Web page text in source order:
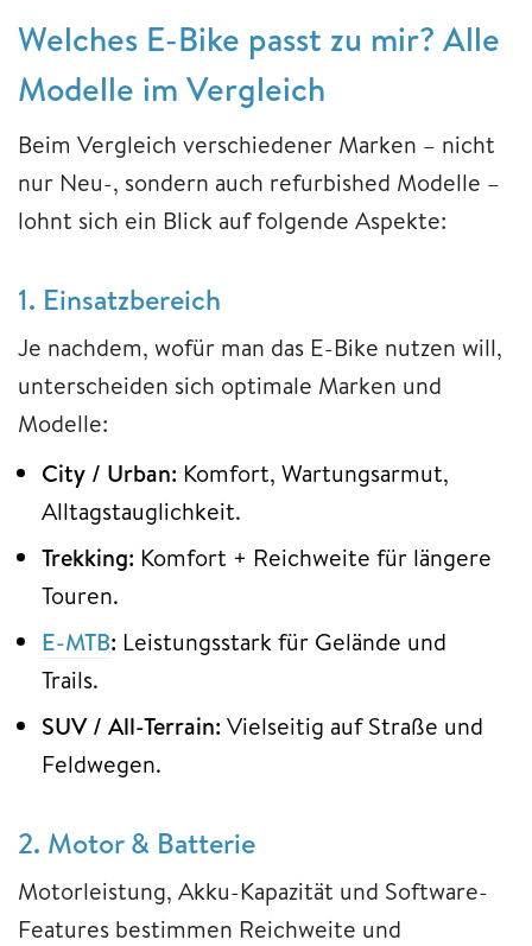
Welches E-Bike passt zu mir? Alle
Modelle im Vergleich
Beim Vergleich verschiedener Marken – nicht
nur Neu-, sondern auch refurbished Modelle –
lohnt sich ein Blick auf folgende Aspekte:
1. Einsatzbereich
Je nachdem, wofür man das E-Bike nutzen will,
unterscheiden sich optimale Marken und
Modelle:
City / Urban: Komfort, Wartungsarmut,
Alltagstauglichkeit.
Trekking: Komfort + Reichweite für längere
Touren.
E-MTB: Leistungsstark für Gelände und
Trails.
SUV / All-Terrain: Vielseitig auf Straße und
Feldwegen.
2. Motor & Batterie
Motorleistung, Akku-Kapazität und Software-
Features bestimmen Reichweite und